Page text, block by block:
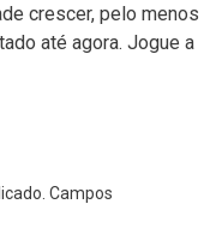
crescer, pelo menos
até agora. Jogue a
Campos